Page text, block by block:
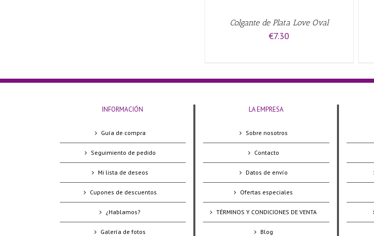
Colgante de Plata Love Oval
€7.30
INFORMACIÓN
Guía de compra
Seguimiento de pedido
Mi lista de deseos
Cupones de descuentos
¿Hablamos?
Galería de fotos
LA EMPRESA
Sobre nosotros
Contacto
Datos de envío
Ofertas especiales
TÉRMINOS Y CONDICIONES DE VENTA
Blog